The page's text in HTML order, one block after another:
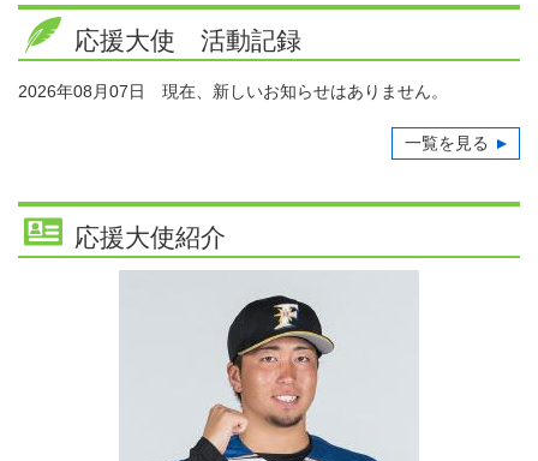
応援大使 活動記録
2026年08月07日 現在、新しいお知らせはありません。
一覧を見る
応援大使紹介